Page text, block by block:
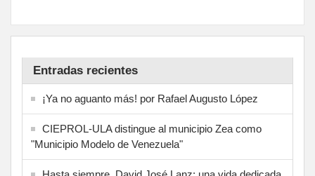
Entradas recientes
¡Ya no aguanto más! por Rafael Augusto López
CIEPROL-ULA distingue al municipio Zea como
"Municipio Modelo de Venezuela"